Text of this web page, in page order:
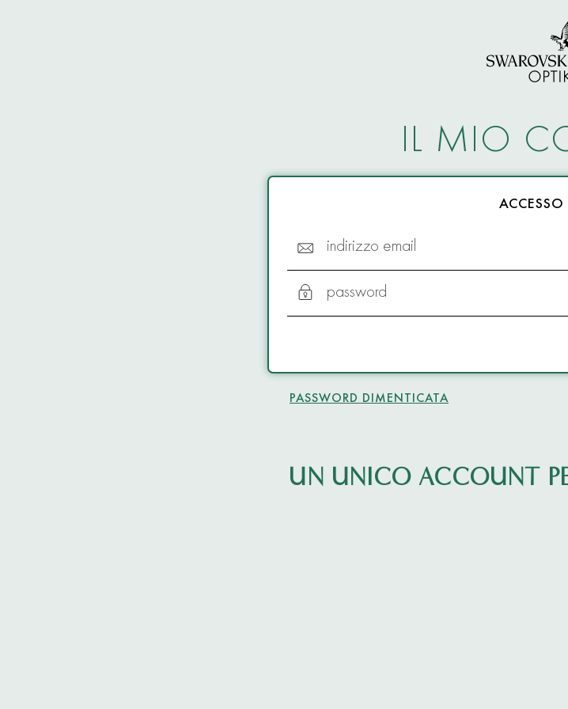
IL MIO
ACCESSO
indirizzo email
password
PASSWORD DIMENTICATA
UN UNICO ACCOUNT